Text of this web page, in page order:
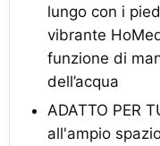
lungo con i
vibrante
funzione di
dell’acqua
ADATTO PER
all'ampio